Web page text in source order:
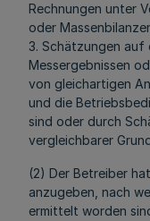
Rechnungen unter
oder
3. Schätzungen auf
Messergebnissen
von gleichartigen
und die
sind oder durch
vergleichbarer
(2) Der Betreiber
anzugeben, nach
ermittelt worden